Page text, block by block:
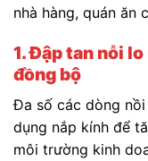
nhà hàng, quán ăn
1. Đập tan nỗi
đồng bộ
Đa số các dòng
dụng nắp kính để
môi trường kinh